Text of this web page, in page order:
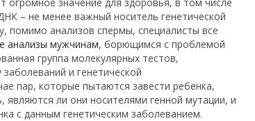
– не менее важный носитель генетической
помимо анализов спермы, специалисты все
анализы мужчинам, борющимся с проблемой
группа молекулярных тестов,
и генетической
пар, которые пытаются завести ребенка,
являются ли они носителями генной мутации, и
с данным генетическим заболеванием.